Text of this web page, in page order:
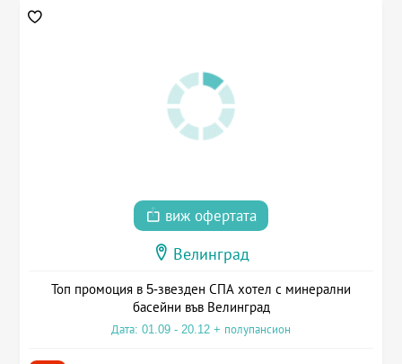
виж офертата
Велинград
Топ промоция в 5-звезден СПА хотел с минерални
басейни във Велинград
Дата: 01.09 - 20.12 + полупансион